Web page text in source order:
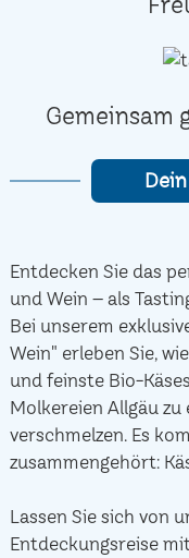
Gemeinsam
Entdecken Sie das
und Wein – als
Bei unserem
Wein" erleben Sie,
und feinste Bio-
Molkereien Allgäu
verschmelzen. Es
zusammengehört:
Lassen Sie sich von
Entdeckungsreise